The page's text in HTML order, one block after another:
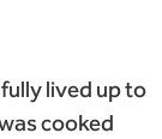
lived up to
cooked